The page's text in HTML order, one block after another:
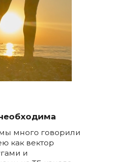
много говорили
как вектор
и